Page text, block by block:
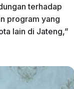
terhadap
program yang
lain di Jateng,”